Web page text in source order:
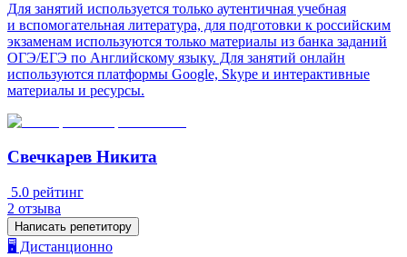
Для занятий используется только аутентичная учебная
и вспомогательная литература, для подготовки к российским
экзаменам используются только материалы из банка заданий
ОГЭ/ЕГЭ по Английскому языку. Для занятий онлайн
используются платформы Google, Skype и интерактивные
материалы и ресурсы.
Свечкарев Никита
5.0 рейтинг
2 отзыва
Написать репетитору
🖥️ Дистанционно